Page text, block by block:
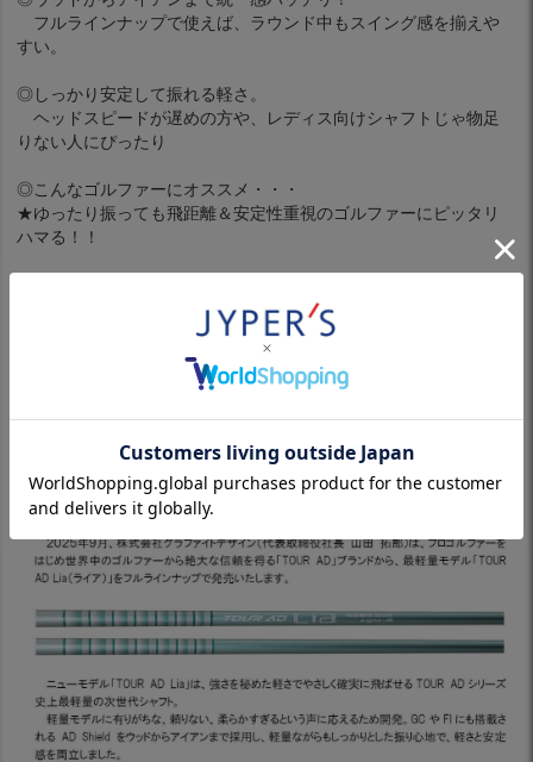
フルラインナップで使えば、ラウンド中もスイング感を揃えや
すい。
◎しっかり安定して振れる軽さ。
ヘッドスピードが遅めの方や、レディス向けシャフトじゃ物足
りない人にぴったり
◎こんなゴルファーにオススメ・・・
★ゆったり振っても飛距離＆安定性重視のゴルファーにピッタリ
ハマる！！